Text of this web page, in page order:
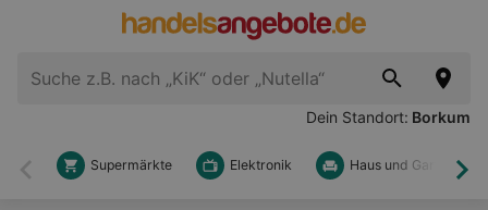
Dein Standort: Borkum
Zurück
Supermärkte Elektronik Haus und Garten